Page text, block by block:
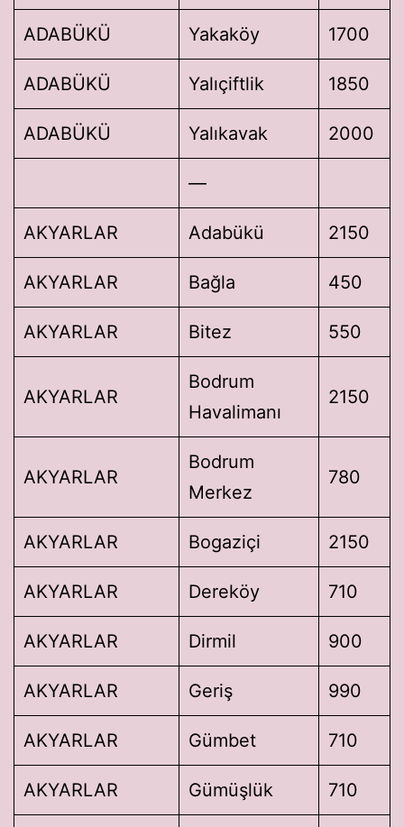
ADABÜKÜ Yakaköy 1700
ADABÜKÜ Yalıçiftlik 1850
ADABÜKÜ Yalıkavak 2000
—
AKYARLAR Adabükü 2150
AKYARLAR Bağla 450
AKYARLAR Bitez 550
AKYARLAR
Bodrum
Havalimanı
2150
AKYARLAR
Bodrum
Merkez
780
AKYARLAR Bogaziçi 2150
AKYARLAR Dereköy 710
AKYARLAR Dirmil 900
AKYARLAR Geriş 990
AKYARLAR Gümbet 710
AKYARLAR Gümüşlük 710